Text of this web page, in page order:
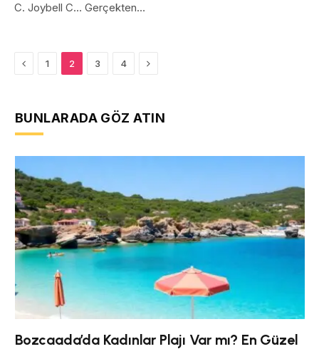
C. Joybell C… Gerçekten…
Previous
1 2 3 4 Next
BUNLARADA GÖZ ATIN
Bozcaada’da Kadınlar Plajı Var mı? En Güzel